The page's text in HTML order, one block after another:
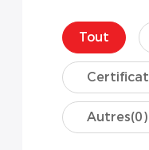
Tout
Certificat
Autres(0)